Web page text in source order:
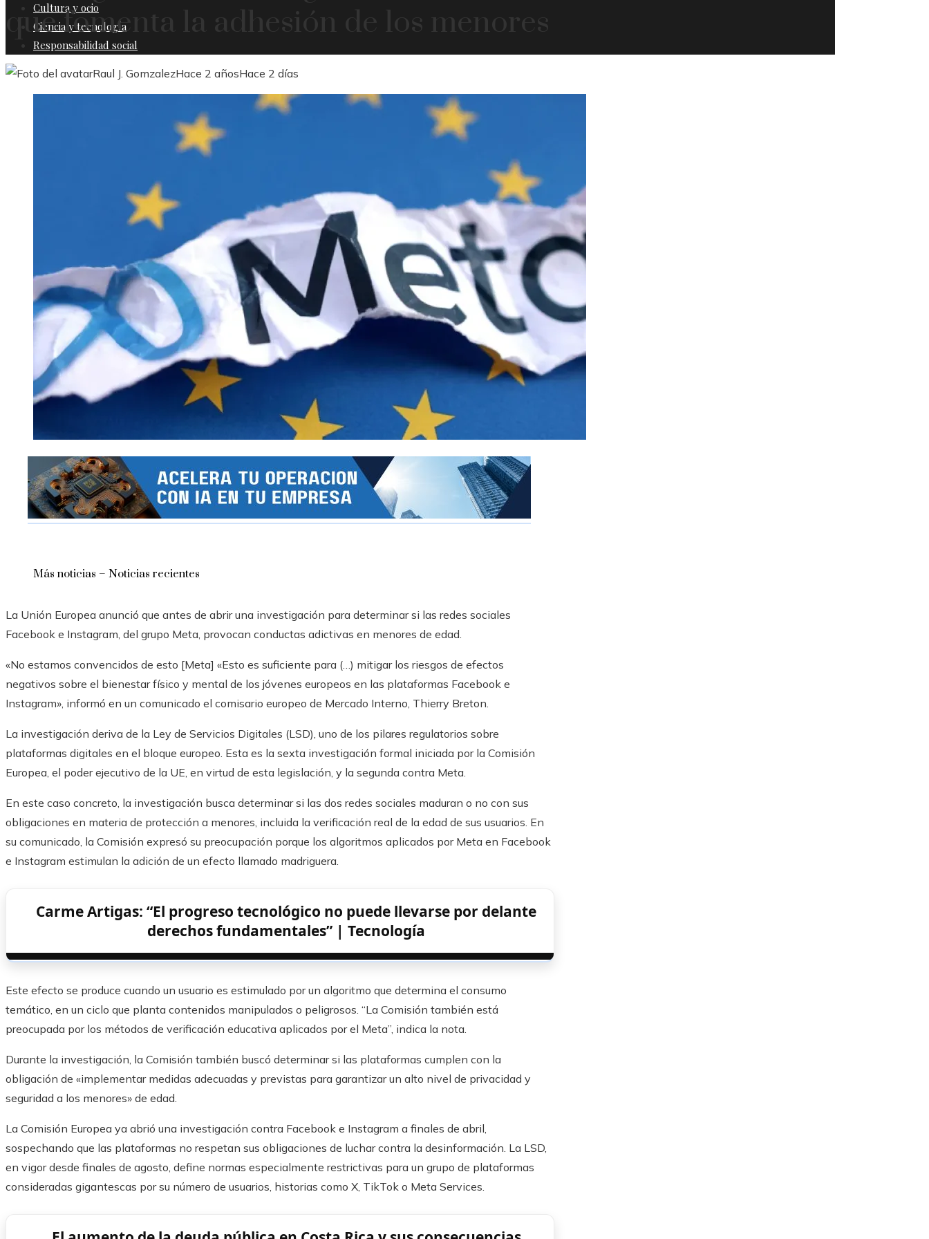
Cultura y ocio
Ciencia y tecnología
Responsabilidad social
que fomenta la adhesión de los menores
Raul J. GomzalezHace 2 añosHace 2 días
Más noticias – Noticias recientes
La Unión Europea anunció que antes de abrir una investigación para determinar si las redes sociales
Facebook e Instagram, del grupo Meta, provocan conductas adictivas en menores de edad.
«No estamos convencidos de esto [Meta] «Esto es suficiente para (…) mitigar los riesgos de efectos
negativos sobre el bienestar físico y mental de los jóvenes europeos en las plataformas Facebook e
Instagram», informó en un comunicado el comisario europeo de Mercado Interno, Thierry Breton.
La investigación deriva de la Ley de Servicios Digitales (LSD), uno de los pilares regulatorios sobre
plataformas digitales en el bloque europeo. Esta es la sexta investigación formal iniciada por la Comisión
Europea, el poder ejecutivo de la UE, en virtud de esta legislación, y la segunda contra Meta.
En este caso concreto, la investigación busca determinar si las dos redes sociales maduran o no con sus
obligaciones en materia de protección a menores, incluida la verificación real de la edad de sus usuarios. En
su comunicado, la Comisión expresó su preocupación porque los algoritmos aplicados por Meta en Facebook
e Instagram estimulan la adición de un efecto llamado madriguera.
Carme Artigas: “El progreso tecnológico no puede llevarse por delante
derechos fundamentales” | Tecnología
Este efecto se produce cuando un usuario es estimulado por un algoritmo que determina el consumo
temático, en un ciclo que planta contenidos manipulados o peligrosos. “La Comisión también está
preocupada por los métodos de verificación educativa aplicados por el Meta”, indica la nota.
Durante la investigación, la Comisión también buscó determinar si las plataformas cumplen con la
obligación de «implementar medidas adecuadas y previstas para garantizar un alto nivel de privacidad y
seguridad a los menores» de edad.
La Comisión Europea ya abrió una investigación contra Facebook e Instagram a finales de abril,
sospechando que las plataformas no respetan sus obligaciones de luchar contra la desinformación. La LSD,
en vigor desde finales de agosto, define normas especialmente restrictivas para un grupo de plataformas
consideradas gigantescas por su número de usuarios, historias como X, TikTok o Meta Services.